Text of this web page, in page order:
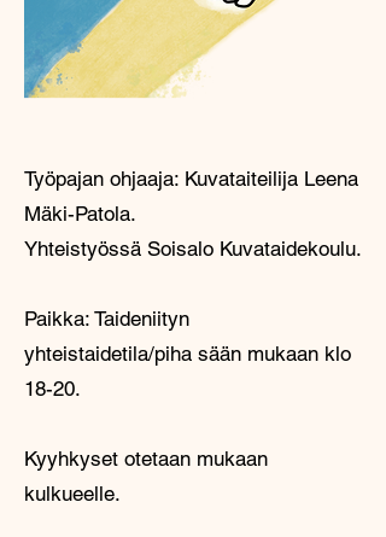
Työpajan ohjaaja: Kuvataiteilija Leena
Mäki-Patola.
Yhteistyössä Soisalo Kuvataidekoulu.
Paikka: Taideniityn
yhteistaidetila/piha sään mukaan klo
18-20.
Kyyhkyset otetaan mukaan
kulkueelle.